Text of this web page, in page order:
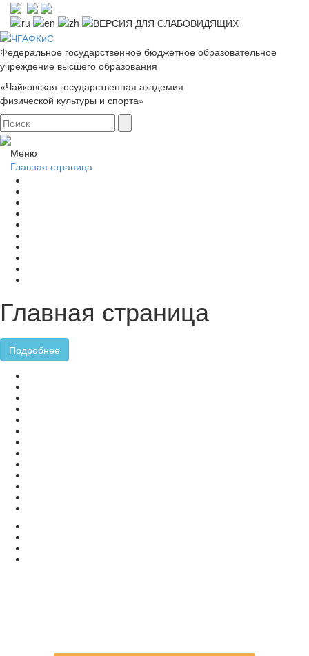
Федеральное государственное бюджетное образовательное
учреждение высшего образования
«Чайковская государственная академия
физической культуры и спорта»
Меню
Главная страница
Главная страница
Подробнее